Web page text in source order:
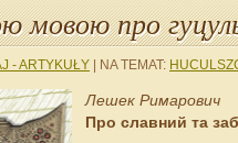
мовою про
- ARTYKUŁY NA TEMAT:
Лешек Римарович
Про славний та